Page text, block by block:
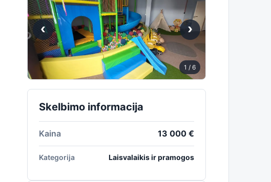
‹ ›
1 / 6
Skelbimo informacija
Kaina 13 000 €
Kategorija Laisvalaikis ir pramogos